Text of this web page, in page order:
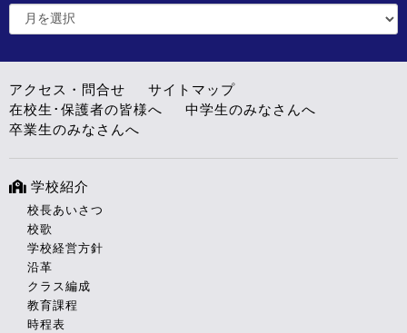
アクセス・問合せ
サイトマップ
在校生･保護者の皆様へ
中学生のみなさんへ
卒業生のみなさんへ
学校紹介
校長あいさつ
校歌
学校経営方針
沿革
クラス編成
教育課程
時程表